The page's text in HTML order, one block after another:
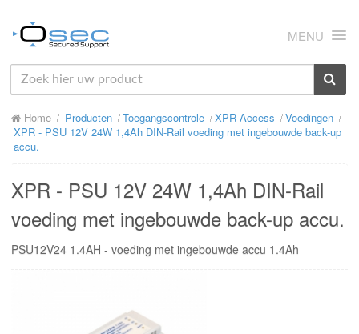
MENU
HOME
OVER ONS
PRODUCTEN
SUPPORT
RMA
Home Producten Toegangscontrole XPR Access
Voedingen
XPR - PSU 12V 24W 1,4Ah DIN-Rail voeding met ingebouwde back-up
accu.
XPR - PSU 12V 24W 1,4Ah DIN-Rail
voeding met ingebouwde back-up accu.
PSU12V24 1.4AH - voeding met ingebouwde accu 1.4Ah